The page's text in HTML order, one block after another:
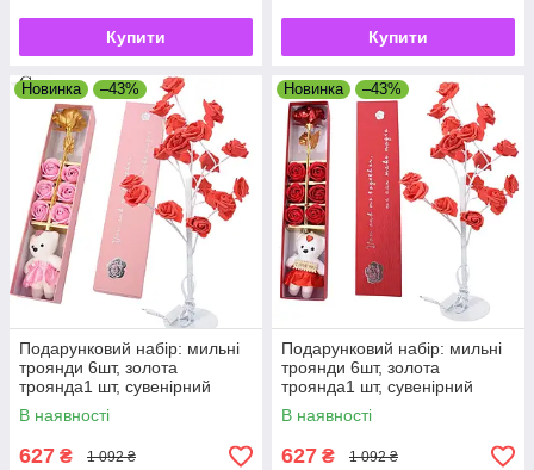
Купити Купити
Новинка –43%
Подарунковий набір: мильні
троянди 6шт, золота
троянда1 шт, сувенірний
ведмедик і нічник на 12
троянд (USB)
В наявності
627 ₴ 1 092 ₴
Новинка –43%
Подарунковий набір: мильні
троянди 6шт, золота
троянда1 шт, сувенірний
ведмедик і нічник на 12
троянд (USB)
В наявності
627 ₴ 1 092 ₴